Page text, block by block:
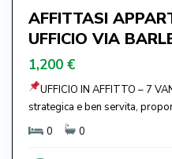
AFFITTASI
UFFICIO VIA
1,200 €
UFFICIO IN AFFITTO – 7
strategica e ben servita,
0
0